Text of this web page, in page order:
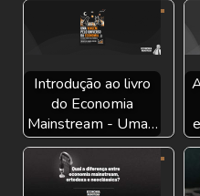
Introdução ao livro
do Economia
Mainstream - Uma…